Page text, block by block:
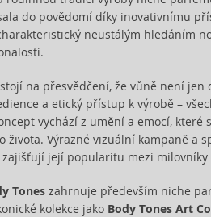
do povědomí díky inovativnímu
neustálým hledáním
na přesvědčení, že vůně není jen
a etický přístup k výrobě –
vychází z umění a emocí,
života. Výrazné vizuální kampaně a
její popularitu mezi milovníky
Toneszahrnuje především niche
kolekce jako Body Tones Art